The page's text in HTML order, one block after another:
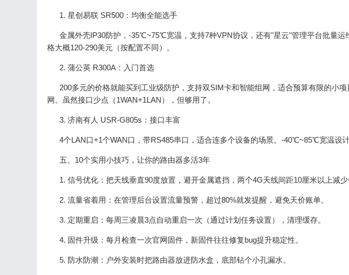
1. 星创易联 SR500：均衡全能选手
金属外壳IP30防护，-35℃~75℃宽温，支持7种VPN协议，还有"星云"管理平台批量运
格大概120-290美元（按配置不同）。
2. 蒲公英 R300A：入门首选
200多元的价格就能买到工业级防护，支持双SIM卡和智能组网，适合预算有限的小
网。虽然接口少点（1WAN+1LAN），但够用了。
3. 济南有人 USR-G805s：接口丰富
4个LAN口+1个WAN口，带RS485串口，适合连多个设备的场景。-40℃~85℃宽温设
五、10个实用小技巧，让你的路由器多活3年
1. 信号优化：把天线垂直90度放置，避开金属遮挡，两个4G天线间距10厘米以上减少
2. 流量省着用：在管理后台设置流量预警，超过80%就发提醒，避免天价账单。
3. 定期重启：每周三凌晨3点自动重启一次（通过计划任务设置），清理缓存。
4. 固件升级：每月检查一次官网固件，新固件往往修复bug提升稳定性。
5. 防水防潮：户外安装时把路由器放进防水盒，底部钻个小孔漏水。